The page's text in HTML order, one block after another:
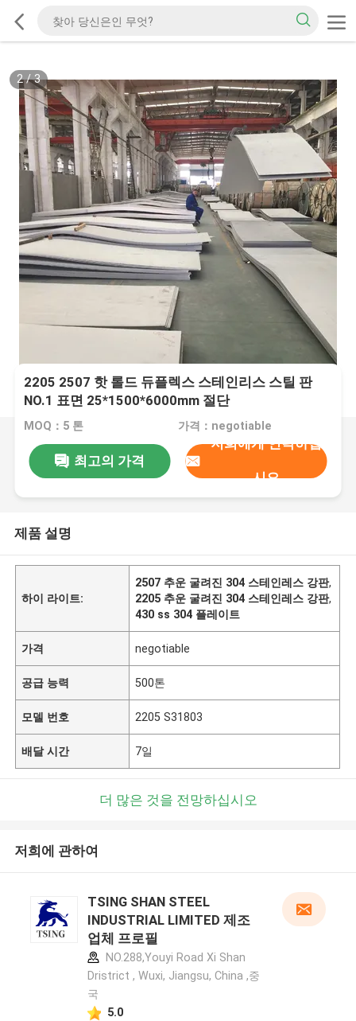
2/3
2205 2507 핫 롤드 듀플렉스 스테인리스 스틸 판
NO.1 표면 25*1500*6000mm 절단
MOQ：5 톤 가격：negotiable
최고의 가격
저희에게 연락하십
시오
제품 설명
하이 라이트:
2507 추운 굴려진 304 스테인레스 강판,
2205 추운 굴려진 304 스테인레스 강판,
430 ss 304 플레이트
가격 negotiable
공급 능력 500톤
모델 번호 2205 S31803
배달 시간 7일
더 많은 것을 전망하십시오
저희에 관하여
TSING SHAN STEEL
INDUSTRIAL LIMITED 제조
업체 프로필
NO.288,Youyi Road Xi Shan
Dristrict , Wuxi, Jiangsu, China ,중
국
5.0